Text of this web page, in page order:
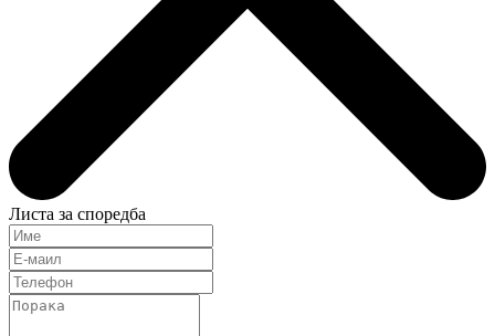
Листа за споредба